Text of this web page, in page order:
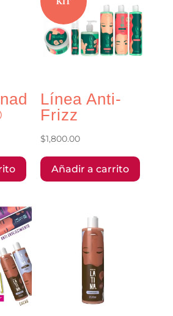
Línea Anti-
Frizz
$1,800.00
Añadir a carrito